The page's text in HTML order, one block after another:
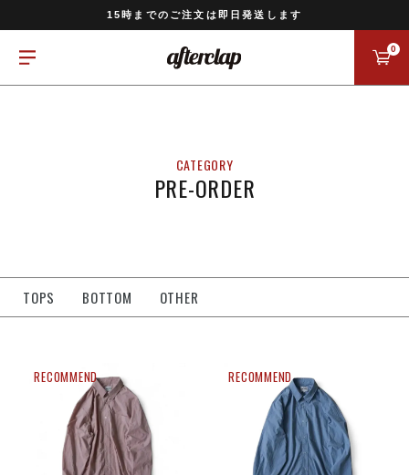
15時までのご注文は即日発送します
0
PRE-ORDER
TOPS BOTTOM OTHER
RECOMMEND RECOMMEND